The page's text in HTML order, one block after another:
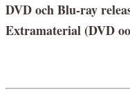
DVD och Blu-ray
Extramaterial (DVD